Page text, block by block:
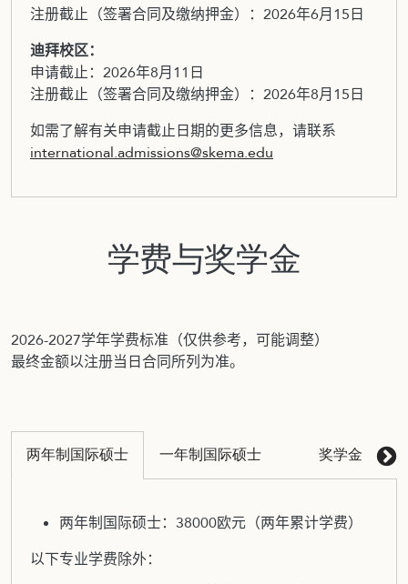
注册截止（签署合同及缴纳押金）：2026年6月15日
迪拜校区：
申请截止：2026年8月11日
注册截止（签署合同及缴纳押金）：2026年8月15日
如需了解有关申请截止日期的更多信息，请联系
international.admissions@skema.edu
学费与奖学金
2026-2027学年学费标准（仅供参考，可能调整）
最终金额以注册当日合同所列为准。
两年制国际硕士 一年制国际硕士 奖学金
两年制国际硕士：38000欧元（两年累计学费）
以下专业学费除外：